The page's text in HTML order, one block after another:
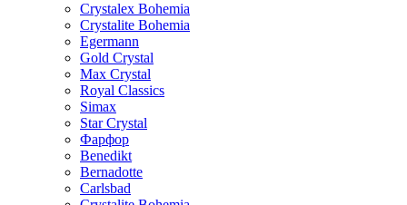
Crystalex Bohemia
Crystalite Bohemia
Egermann
Gold Crystal
Max Crystal
Royal Classics
Simax
Star Crystal
Фарфор
Benedikt
Bernadotte
Carlsbad